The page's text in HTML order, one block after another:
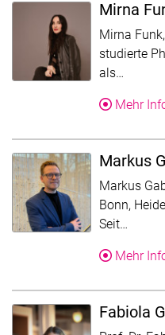
Mirna
Mirna
studierte
als…
Mehr
Markus
Markus
Bonn,
Seit…
Mehr
Fabiola